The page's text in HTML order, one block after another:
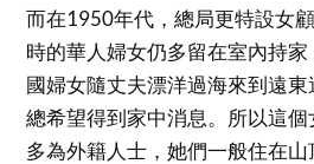
而在1950年代，總局更特設女
時的華人婦女仍多留在室內持
國婦女隨丈夫漂洋過海來到遠東
總希望得到家中消息。所以這
多為外籍人士，她們一般住在